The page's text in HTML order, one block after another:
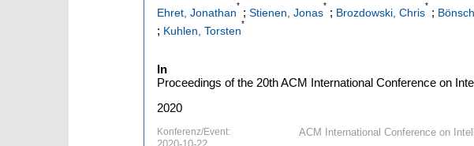
Ehret, Jonathan
*
; Stienen, Jonas
*
; Brozdowski, Chris
*
;
; Kuhlen, Torsten
*
In
Proceedings of the 20th ACM International Conference on
2020
Konferenz/Event:
ACM International Conference on